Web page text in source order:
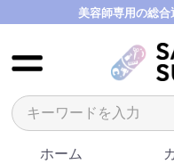
美容師専用の総合
ホーム